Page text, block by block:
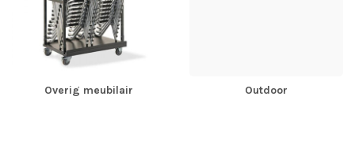
Overig meubilair Outdoor